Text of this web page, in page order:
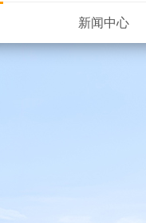
新闻中心